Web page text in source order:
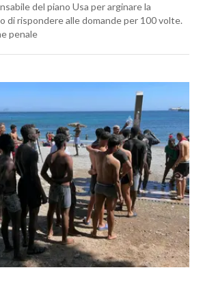
del piano Usa per arginare la
di rispondere alle domande per 100 volte.
penale